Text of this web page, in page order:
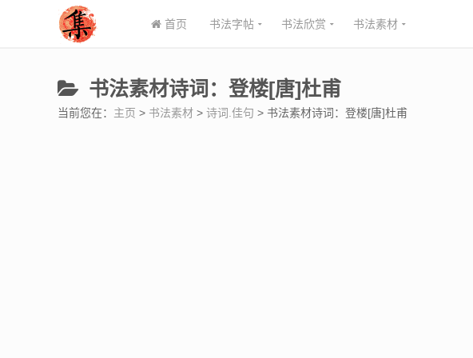
首页 书法字帖 书法欣赏 书法素材
书法素材诗词：登楼[唐]杜甫
当前您在： 主页 > 书法素材 > 诗词.佳句 > 书法素材诗词：登楼[唐]杜甫